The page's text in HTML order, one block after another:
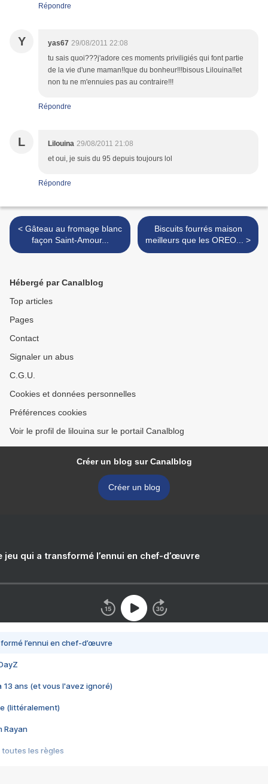
Répondre
Y yas67 29/08/2011 22:08
tu sais quoi???j'adore ces moments priviligiés qui font partie
de la vie d'une maman!!que du bonheur!!!bisous Lilouina!!et
non tu ne m'ennuies pas au contraire!!!
Répondre
L Lilouina 29/08/2011 21:08
et oui, je suis du 95 depuis toujours lol
Répondre
< Gâteau au fromage blanc
façon Saint-Amour...
Biscuits fourrés maison
meilleurs que les OREO... >
Hébergé par Canalblog
Top articles
Pages
Contact
Signaler un abus
C.G.U.
Cookies et données personnelles
Préférences cookies
Voir le profil de lilouina sur le portail Canalblog
Créer un blog sur Canalblog
Créer un blog
jeu qui a transformé l’ennui en chef-d’œuvre
l’ennui en chef-d’œuvre
13 ans (et vous l'avez ignoré)
(littéralement)
Rayan
toutes les règles